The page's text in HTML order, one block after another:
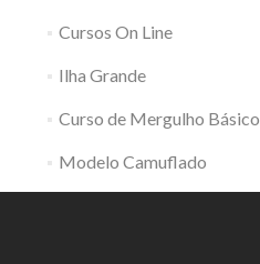
Cursos On Line
Ilha Grande
Curso de Mergulho Básico
Modelo Camuflado